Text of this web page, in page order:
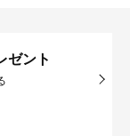
ゼント